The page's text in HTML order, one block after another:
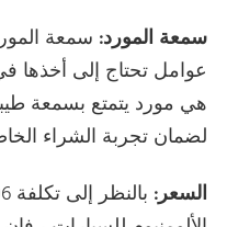
سمعة المورد: سمعة
هي مورد يتمتع بسمعة
لضمان تجربة الشراء
السعر: